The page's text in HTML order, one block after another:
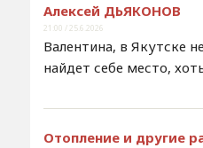
Алексей ДЬЯКОНОВ
21:00 / 25.6.2026
Валентина, в Якутске
найдет себе место,
Отопление и другие